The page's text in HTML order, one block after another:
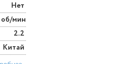
Нет
об/мин
2.2
Китай